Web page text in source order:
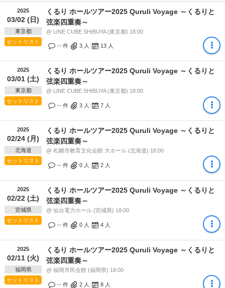
2025
03/02 (日)
東京都
セットリスト
くるり ホールツアー2025 Quruli Voyage ～くるりと
弦楽四重奏～
@ LINE CUBE SHIBUYA (東京都) 18:00
-- 件 3 人 13 人
2025
03/01 (土)
東京都
セットリスト
くるり ホールツアー2025 Quruli Voyage ～くるりと
弦楽四重奏～
@ LINE CUBE SHIBUYA (東京都) 18:00
-- 件 3 人 7 人
2025
02/24 (月)
北海道
セットリスト
くるり ホールツアー2025 Quruli Voyage ～くるりと
弦楽四重奏～
@ 札幌市教育文化会館 大ホール (北海道) 18:00
-- 件 0 人 2 人
2025
02/22 (土)
宮城県
セットリスト
くるり ホールツアー2025 Quruli Voyage ～くるりと
弦楽四重奏～
@ 仙台電力ホール (宮城県) 18:00
-- 件 0 人 4 人
2025
02/11 (火)
福岡県
セットリスト
くるり ホールツアー2025 Quruli Voyage ～くるりと
弦楽四重奏～
@ 福岡市民会館 (福岡県) 18:00
-- 件 2 人 8 人